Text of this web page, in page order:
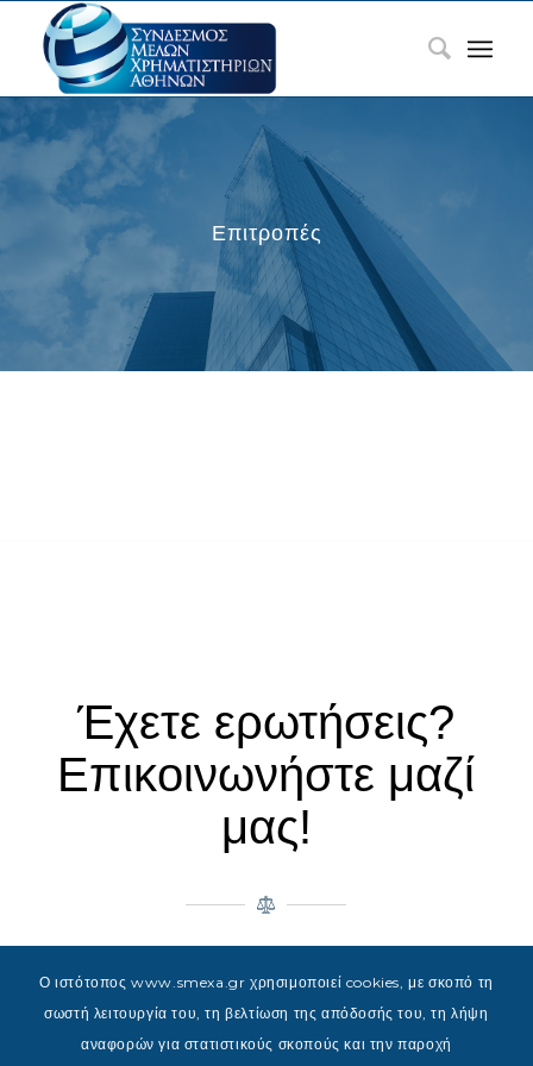
Επιτροπές
Έχετε ερωτήσεις?
Επικοινωνήστε μαζί
μας!
© 2023 Powered & Designed by JAMP Web Solutions
Ο ιστότοπος www.smexa.gr χρησιμοποιεί cookies, με σκοπό τη
σωστή λειτουργία του, τη βελτίωση της απόδοσής του, τη λήψη
αναφορών για στατιστικούς σκοπούς και την παροχή